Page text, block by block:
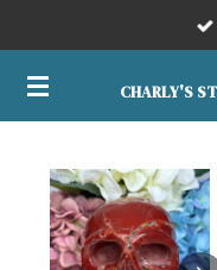
naar
de
CHARLY'S